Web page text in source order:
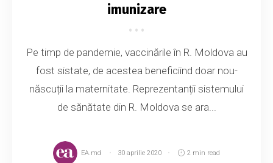
imunizare
Pe timp de pandemie, vaccinările în R. Moldova au
fost sistate, de acestea beneficiind doar nou-
născuții la maternitate. Reprezentanții sistemului
de sănătate din R. Moldova se ara...
EA.md 30 aprilie 2020 2 min read